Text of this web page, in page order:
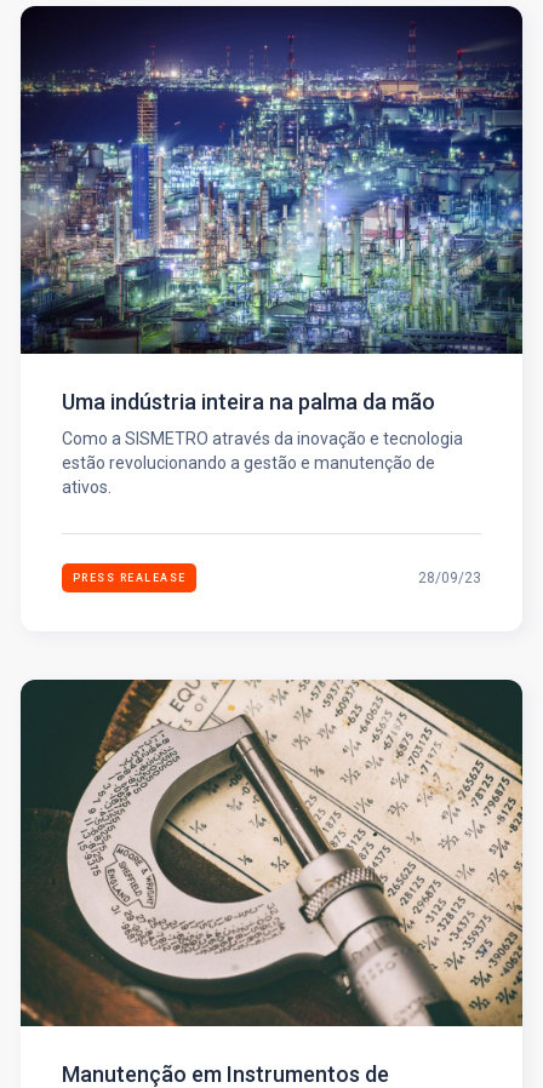
Uma indústria inteira na palma da mão
Como a SISMETRO através da inovação e tecnologia
estão revolucionando a gestão e manutenção de
ativos.
PRESS REALEASE 28/09/23
Manutenção em Instrumentos de